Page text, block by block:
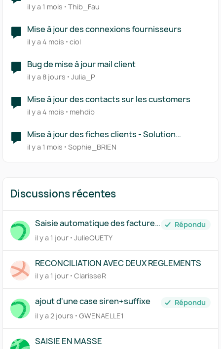
il y a 1 mois Thib_Fau
Mise à jour des connexions fournisseurs
il y a 4 mois ciol
Bug de mise à jour mail client
il y a 8 jours Julia_P
Mise à jour des contacts sur les customers
il y a 4 mois mehdib
Mise à jour des fiches clients - Solution
compatible avec PA Pennylane
il y a 1 mois Sophie_BRIEN
Discussions récentes
Saisie automatique des factures
traitée par Pennylane
Répondu
il y a 1 jour JulieQUETY
RECONCILIATION AVEC DEUX REGLEMENTS
il y a 1 jour ClarisseR
ajout d'une case siren+suffixe
Répondu
il y a 2 jours
GWENAELLE1
SAISIE EN MASSE